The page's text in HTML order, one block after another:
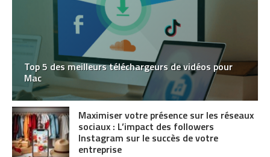
Top 5 des meilleurs téléchargeurs de vidéos pour
Mac
Maximiser votre présence sur les réseaux
sociaux : L’impact des followers
Instagram sur le succès de votre
entreprise